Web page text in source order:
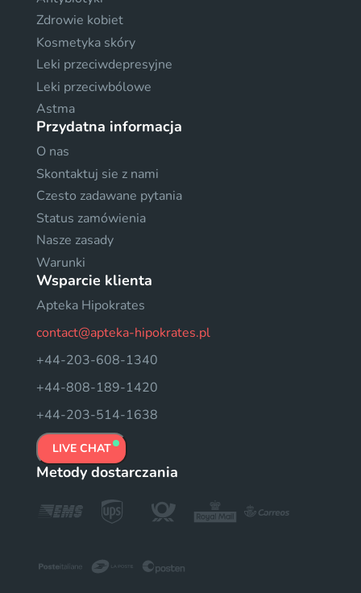
Zdrowie kobiet
Kosmetyka skóry
Leki przeciwdepresyjne
Leki przeciwbólowe
Astma
Przydatna informacja
O nas
Skontaktuj sie z nami
Czesto zadawane pytania
Status zamówienia
Nasze zasady
Warunki
Wsparcie klienta
Apteka Hipokrates
contact@apteka-hipokrates.pl
+44-203-608-1340
+44-808-189-1420
+44-203-514-1638
LIVE CHAT
Metody dostarczania